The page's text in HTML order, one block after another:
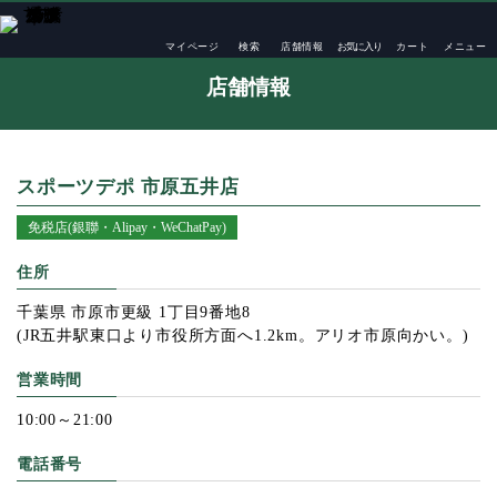
マイページ 検索 店舗情報 お気に入り カート メニュー
TOP
店舗情報
スポーツデポ 市原五井店
免税店(銀聯・Alipay・WeChatPay)
住所
千葉県 市原市更級 1丁目9番地8
(JR五井駅東口より市役所方面へ1.2km。アリオ市原向かい。)
営業時間
10:00～21:00
電話番号